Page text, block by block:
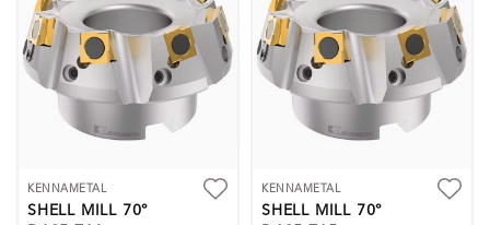
KENNAMETAL
SHELL MILL 70°
KENNAMETAL
SHELL MILL 70°